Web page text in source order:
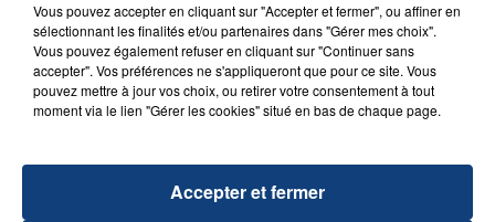
- allée Condorcet.
SEAN PAUL
Vous pouvez accepter en cliquant sur "Accepter et fermer", ou affiner en
sélectionnant les finalités et/ou partenaires dans "Gérer mes choix".
Vous pouvez également refuser en cliquant sur "Continuer sans
accepter". Vos préférences ne s'appliqueront que pour ce site. Vous
pouvez mettre à jour vos choix, ou retirer votre consentement à tout
moment via le lien "Gérer les cookies" situé en bas de chaque page.
Accepter et fermer